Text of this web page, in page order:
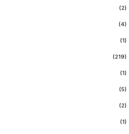
(2)
(4)
(1)
(219)
(1)
(5)
(2)
(1)